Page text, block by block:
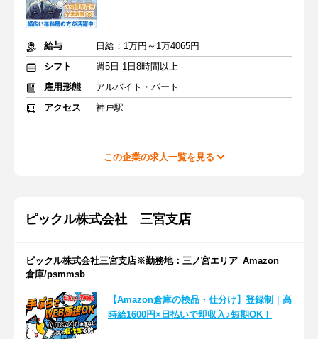
給与
日給：1万円～1万4065円
シフト
週5日 1日8時間以上
雇用形態
アルバイト・パート
アクセス
神戸駅
この企業の求人一覧を見る
ピックル株式会社 三宮支店
ピックル株式会社三宮支店※勤務地：三ノ宮エリア_Amazon
倉庫/psmmsb
【Amazon倉庫の検品・仕分け】登録制｜高
時給1600円×日払いで即収入♪短期OK！